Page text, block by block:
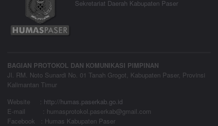
Sekretariat Daerah Kabupaten Paser
BAGIAN PROTOKOL DAN KOMUNIKASI PIMPINAN
Jl. RM. Noto Sunardi No. 01 Tanah Grogot, Kabupaten Paser, Provinsi
Kalimantan Timur
Website
: http://humas.paserkab.go.id
E-mail : humasprotokol.paserkab@gmail.com
Facebook : Humas Kabupaten Paser